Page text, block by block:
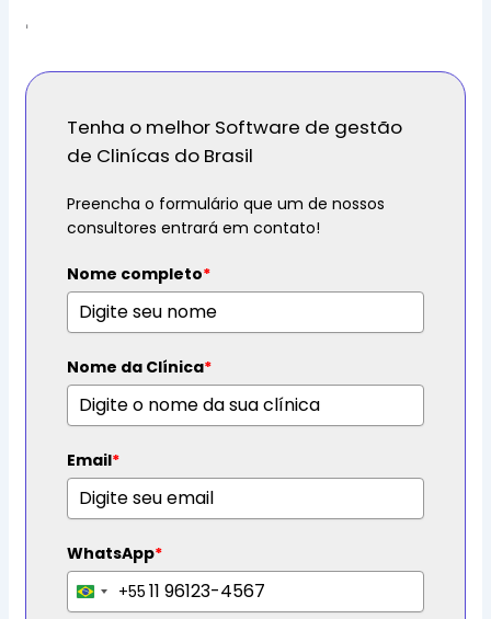
'
Tenha o melhor Software de gestão
de Clinícas do Brasil
Preencha o formulário que um de nossos
consultores entrará em contato!
Nome completo*
Nome da Clínica*
Email*
WhatsApp*
B
+55